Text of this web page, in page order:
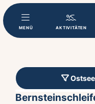
MENÜ AKTIVITÄTEN